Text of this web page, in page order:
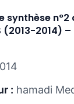
synthèse
(2013-2014) –
: hamadi